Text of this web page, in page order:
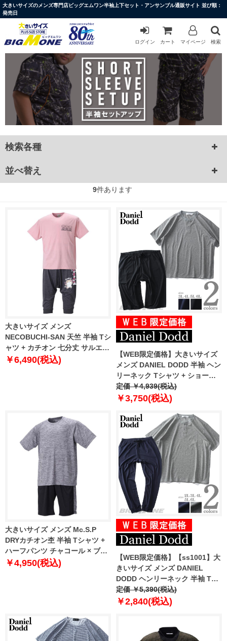
大きいサイズのメンズ専門店ビッグエムワン半袖上下セット・アンサンブル通販サイト 並び順：
発売日
ログイン カート マイページ 検索
検索各種
並べ替え
9件あります
大きいサイズ メンズ
NECOBUCHI-SAN 天竺 半袖 Tシ
ャツ + カチオン 七分丈 サルエル
パンツ ピンク × ブラック杢
￥6,490(税込)
【WEB限定価格】大きいサイズ
メンズ DANIEL DODD 半袖 ヘン
リーネック Tシャツ + ショーツ
上下セット azts-210201
定価 ￥4,939(税込)
￥3,750(税込)
大きいサイズ メンズ Mc.S.P
DRYカチオン杢 半袖 Tシャツ +
ハーフパンツ チャコール × ブラ
ック 1256-1210-2 3L 4L 5L 6L
￥4,950(税込)
【WEB限定価格】【ss1001】大
きいサイズ メンズ DANIEL
DODD ヘンリーネック 半袖 Tシ
ャツ 上下セット azts-219001
定価 ￥5,390(税込)
￥2,840(税込)